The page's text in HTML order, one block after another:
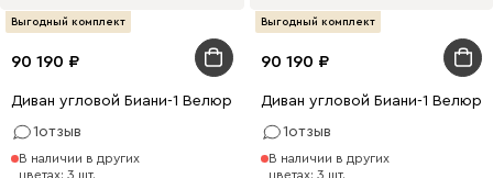
Выгодный комплект
90 190
Диван угловой Биани-1 Велюр Терракотовый
1отзыв
В наличии в других
цветах: 3 шт.
Выгодный комплект
90 190
Диван угловой Биани-1 Велюр
1отзыв
В наличии в других
цветах: 3 шт.